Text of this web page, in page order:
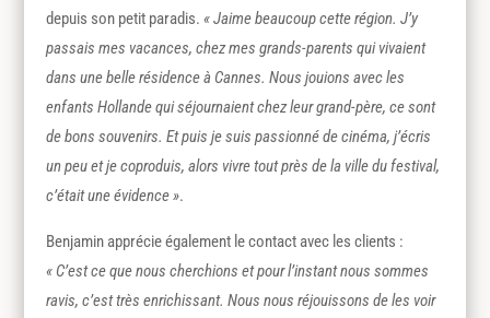
depuis son petit paradis.« Jaime beaucoup cette région. J’y
passais mes vacances, chez mes grands-parents qui vivaient
dans une belle résidence à Cannes. Nous jouions avec les
enfants Hollande qui séjournaient chez leur grand-père, ce sont
de bons souvenirs. Et puis je suis passionné de cinéma, j’écris
un peu et je coproduis, alors vivre tout près de la ville du festival,
c’était une évidence ».
Benjamin apprécie également le contact avec les clients :
« C’est ce que nous cherchions et pour l’instant nous sommes
ravis, c’est très enrichissant. Nous nous réjouissons de les voir